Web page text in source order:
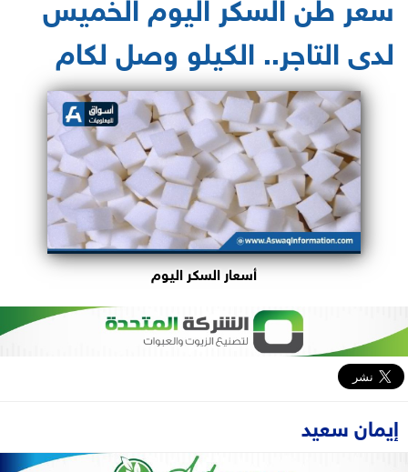
لدى التاجر.. الكيلو وصل لكام
أسعار السكر اليوم
إيمان سعيد